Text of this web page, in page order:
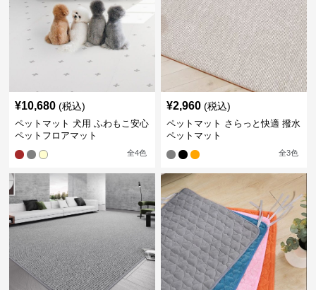
¥10,680 (税込)
ペットマット 犬用 ふわもこ安心
ペットフロアマット
全4色
¥2,960 (税込)
ペットマット さらっと快適 撥水
ペットマット
全3色